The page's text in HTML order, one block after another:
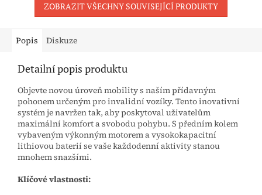
ZOBRAZIT VŠECHNY SOUVISEJÍCÍ PRODUKTY
Popis Diskuze
Detailní popis produktu
Objevte novou úroveň mobility s naším přídavným
pohonem určeným pro invalidní vozíky. Tento inovativní
systém je navržen tak, aby poskytoval uživatelům
maximální komfort a svobodu pohybu. S předním kolem
vybaveným výkonným motorem a vysokokapacitní
lithiovou baterií se vaše každodenní aktivity stanou
mnohem snazšími.
Klíčové vlastnosti: